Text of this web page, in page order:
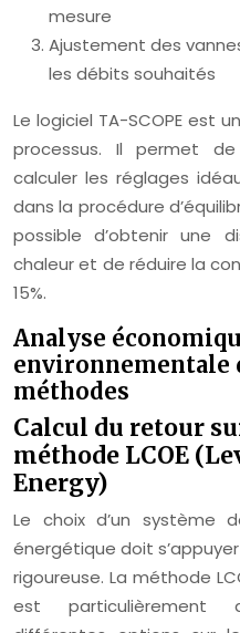
mesure
Ajustement des
les débits souhaités
Le logiciel TA-SCOPE est
processus. Il permet de
calculer les réglages
dans la procédure
possible d’obtenir une
chaleur et de réduire la
15%.
Analyse
environnementale
méthodes
Calcul du retour
méthode LCOE
Energy)
Le choix d’un système
énergétique doit
rigoureuse. La méthode
est particulièrement